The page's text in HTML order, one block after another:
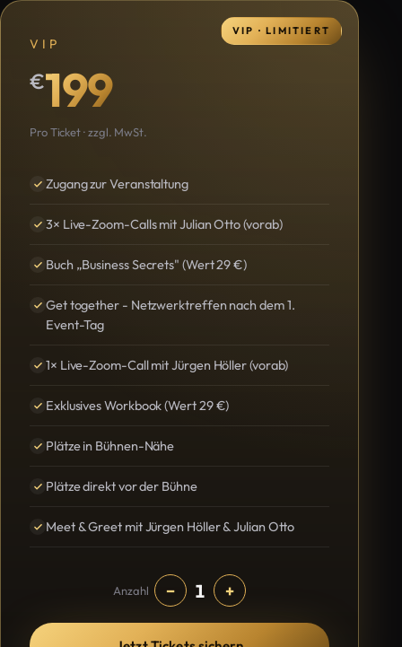
VIP · LIMITIERT
VIP
€199
Pro Ticket · zzgl. MwSt.
Zugang zur Veranstaltung
3× Live-Zoom-Calls mit Julian Otto (vorab)
Buch „Business Secrets" (Wert 29 €)
Get together - Netzwerktreffen nach dem 1.
Event-Tag
1× Live-Zoom-Call mit Jürgen Höller (vorab)
Exklusives Workbook (Wert 29 €)
Plätze in Bühnen-Nähe
Plätze direkt vor der Bühne
Meet & Greet mit Jürgen Höller & Julian Otto
Anzahl − 1 +